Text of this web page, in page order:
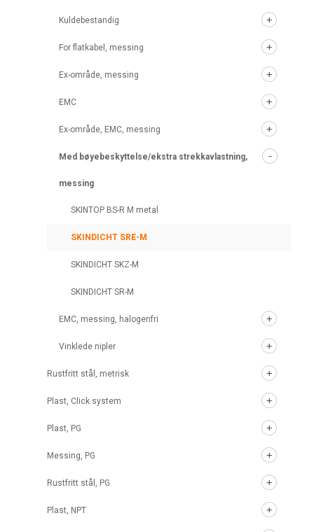
Kuldebestandig
For flatkabel, messing
Ex-område, messing
EMC
Ex-område, EMC, messing
Med bøyebeskyttelse/ekstra strekkavlastning,
messing
SKINTOP BS-R M metal
SKINDICHT SRE-M
SKINDICHT SKZ-M
SKINDICHT SR-M
EMC, messing, halogenfri
Vinklede nipler
Rustfritt stål, metrisk
Plast, Click system
Plast, PG
Messing, PG
Rustfritt stål, PG
Plast, NPT